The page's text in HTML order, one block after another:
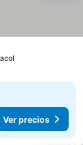
precios
Ver precios